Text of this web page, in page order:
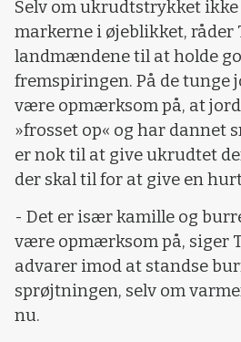
Selv om ukrudtstrykket
markerne i øjeblikket, råder
landmændene til at holde
fremspiringen. På de tunge
være opmærksom på, at
»frosset op« og har dannet
er nok til at give ukrudtet
der skal til for at give en
- Det er især kamille og
være opmærksom på, siger
advarer imod at standse
sprøjtningen, selv om
nu.